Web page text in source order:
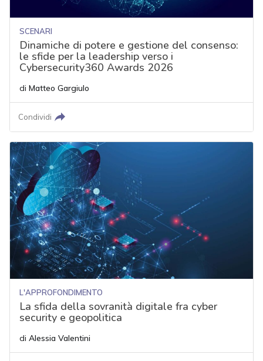
SCENARI
Dinamiche di potere e gestione del consenso:
le sfide per la leadership verso i
Cybersecurity360 Awards 2026
di Matteo Gargiulo
Condividi
L'APPROFONDIMENTO
La sfida della sovranità digitale fra cyber
security e geopolitica
di Alessia Valentini